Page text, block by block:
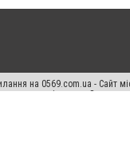
на 0569.com.ua - Сайт
переслідується Законом.